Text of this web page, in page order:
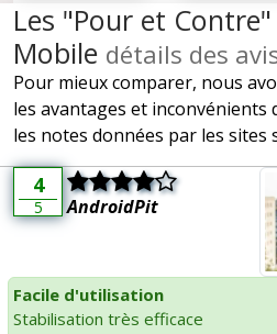
Les "Pour et
Mobile détails des
Pour mieux comparer, nous
les avantages et inconvénients
les notes données par les sites
4
5 AndroidPit
Facile d'utilisation
Stabilisation très efficace